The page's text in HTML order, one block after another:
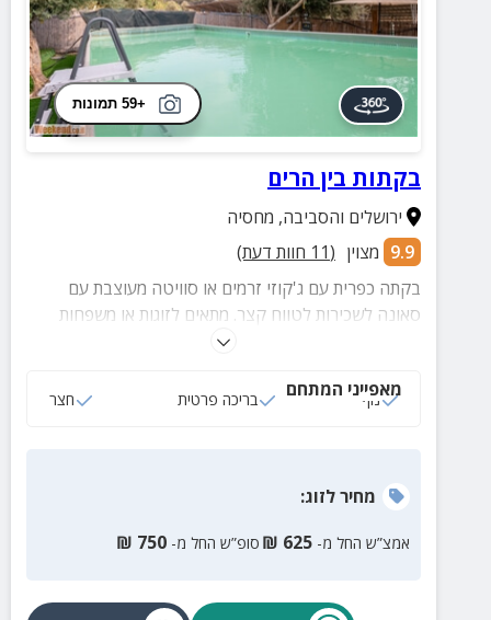
+59 תמונות
בקתות בין הרים
ירושלים והסביבה, מחסיה
9.9 מצוין (
11 חוות דעת)
בקתה כפרית עם ג'קוזי זרמים או סוויטה מעוצבת עם
סאונה לשכירות לטווח קצר. מתאים לזוגות או משפחות
שייהנו גם מחצר פרטית עם ריהוט גן ומתקן ברביקיו.
מאפייני המתחם
נוף בריכה פרטית חצר
מחירלזוג:
אמצ”ש החל מ- 625
₪ סופ”ש החל מ- 750
₪